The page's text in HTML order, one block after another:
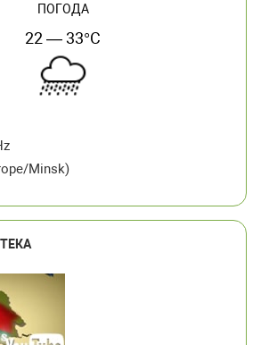
ПОГОДА
22 — 33°C
Minsk)